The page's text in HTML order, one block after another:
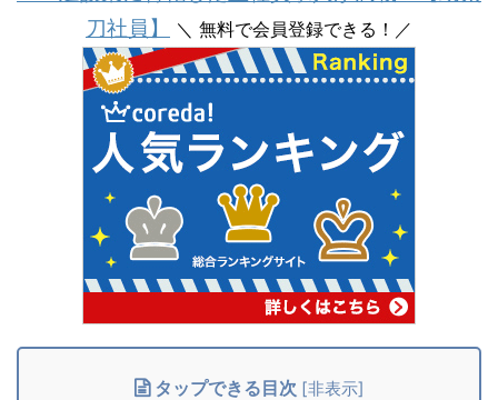
刀社員】
＼ 無料で会員登録できる！／
タップできる目次 [非表示]